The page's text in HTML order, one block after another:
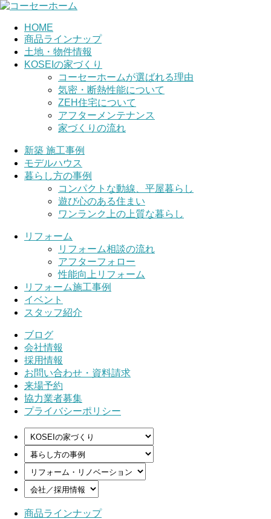
HOME
商品ラインナップ
土地・物件情報
KOSEIの家づくり
コーセーホームが選ばれる理由
気密・断熱性能について
ZEH住宅について
アフターメンテナンス
家づくりの流れ
新築 施工事例
モデルハウス
暮らし方の事例
コンパクトな動線、平屋暮らし
遊び心のある住まい
ワンランク上の上質な暮らし
リフォーム
リフォーム相談の流れ
アフターフォロー
性能向上リフォーム
リフォーム施工事例
イベント
スタッフ紹介
ブログ
会社情報
採用情報
お問い合わせ・資料請求
来場予約
協力業者募集
プライバシーポリシー
商品ラインナップ